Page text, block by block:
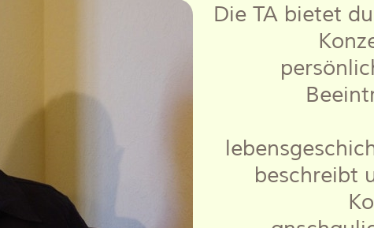
Die TA bietet
beschreibt